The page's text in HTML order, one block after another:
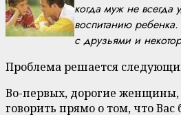
когда муж не всегда
воспитанию ребенка.
с друзьями и
Проблема решается
Во-первых, дорогие
говорить прямо о том, что Вас